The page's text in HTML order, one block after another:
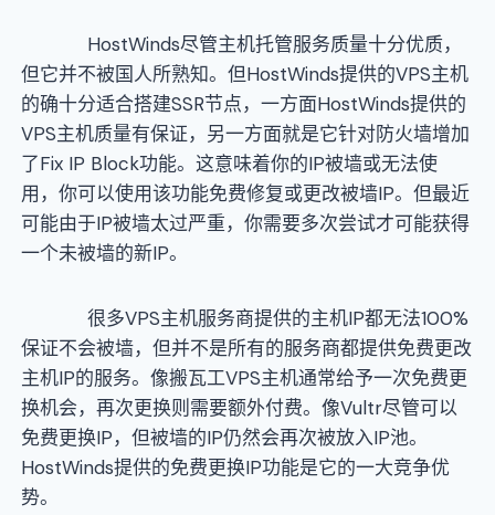
HostWinds尽管主机托管服务质量十分优质，
但它并不被国人所熟知。但HostWinds提供的VPS主机
的确十分适合搭建SSR节点，一方面HostWinds提供的
VPS主机质量有保证，另一方面就是它针对防火墙增加
了Fix IP Block功能。这意味着你的IP被墙或无法使
用，你可以使用该功能免费修复或更改被墙IP。但最近
可能由于IP被墙太过严重，你需要多次尝试才可能获得
一个未被墙的新IP。
很多VPS主机服务商提供的主机IP都无法100%
保证不会被墙，但并不是所有的服务商都提供免费更改
主机IP的服务。像搬瓦工VPS主机通常给予一次免费更
换机会，再次更换则需要额外付费。像Vultr尽管可以
免费更换IP，但被墙的IP仍然会再次被放入IP池。
HostWinds提供的免费更换IP功能是它的一大竞争优
势。